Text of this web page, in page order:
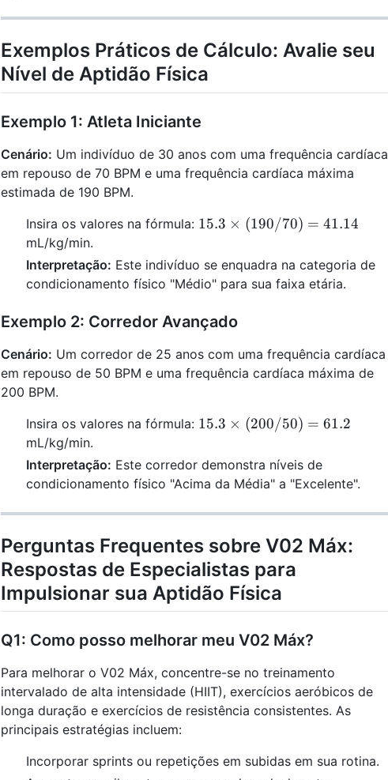
Exemplos Práticos de Cálculo: Avalie seu
Nível de Aptidão Física
Exemplo 1: Atleta Iniciante
Cenário: Um indivíduo de 30 anos com uma frequência cardíaca
em repouso de 70 BPM e uma frequência cardíaca máxima
estimada de 190 BPM.
Insira os valores na fórmula: 15.3
(190 /
70) =
41.14
15.3 × (190/70) = 41.14
mL/kg/min.
Interpretação: Este indivíduo se enquadra na categoria de
condicionamento físico "Médio" para sua faixa etária.
Exemplo 2: Corredor Avançado
Cenário: Um corredor de 25 anos com uma frequência cardíaca
em repouso de 50 BPM e uma frequência cardíaca máxima de
200 BPM.
Insira os valores na fórmula: 15.3
(200 /
50) =
61.2
15.3 × (200/50) = 61.2
mL/kg/min.
Interpretação: Este corredor demonstra níveis de
condicionamento físico "Acima da Média" a "Excelente".
Perguntas Frequentes sobre V02 Máx:
Respostas de Especialistas para
Impulsionar sua Aptidão Física
Q1: Como posso melhorar meu V02 Máx?
Para melhorar o V02 Máx, concentre-se no treinamento
intervalado de alta intensidade (HIIT), exercícios aeróbicos de
longa duração e exercícios de resistência consistentes. As
principais estratégias incluem:
Incorporar sprints ou repetições em subidas em sua rotina.